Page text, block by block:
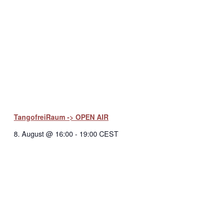
TangofreiRaum -> OPEN AIR
8. August @ 16:00- 19:00CEST